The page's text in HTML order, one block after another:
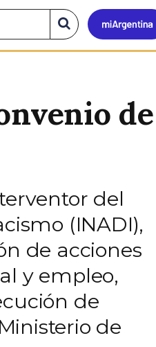
Buscar
en
el
de
del
(INADI),
de acciones
y empleo,
de
de